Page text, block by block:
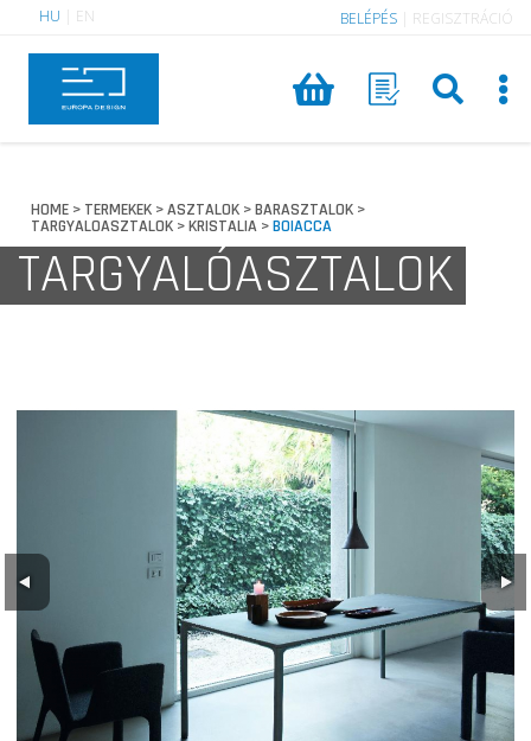
HU EN BELÉPÉS REGISZTRÁCIÓ
HOME > TERMEKEK >ASZTALOK >BARASZTALOK >
TARGYALOASZTALOK >KRISTALIA >BOIACCA
TARGYALÓASZTALOK